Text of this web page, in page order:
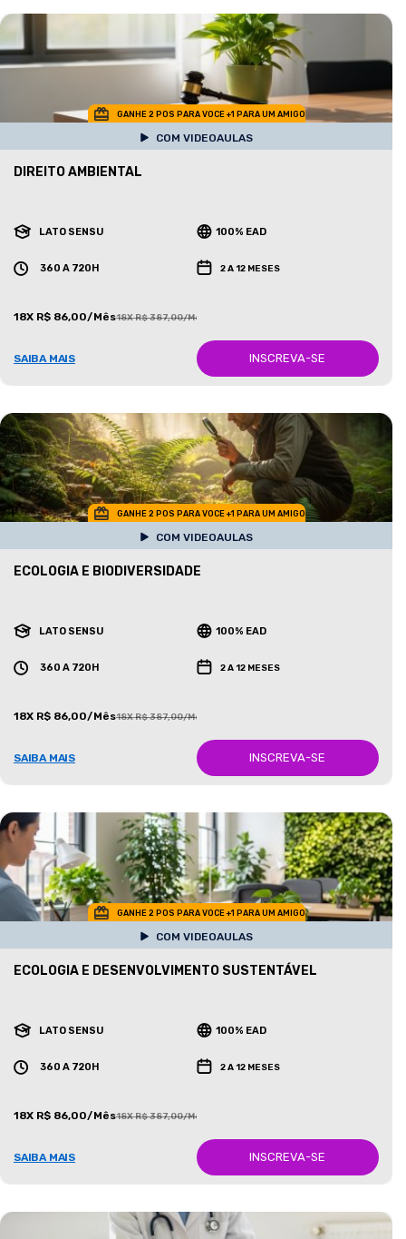
GANHE 2 POS PARA VOCE +1 PARA UM AMIGO
COM VIDEOAULAS
DIREITO AMBIENTAL
LATO SENSU 100% EAD
360 A 720H 2 A 12 MESES
18X R$ 86,00/Mês18X R$ 387,00/Mês
SAIBA MAIS INSCREVA-SE
GANHE 2 POS PARA VOCE +1 PARA UM AMIGO
COM VIDEOAULAS
ECOLOGIA E BIODIVERSIDADE
LATO SENSU 100% EAD
360 A 720H 2 A 12 MESES
18X R$ 86,00/Mês18X R$ 387,00/Mês
SAIBA MAIS INSCREVA-SE
GANHE 2 POS PARA VOCE +1 PARA UM AMIGO
COM VIDEOAULAS
ECOLOGIA E DESENVOLVIMENTO SUSTENTÁVEL
LATO SENSU 100% EAD
360 A 720H 2 A 12 MESES
18X R$ 86,00/Mês18X R$ 387,00/Mês
SAIBA MAIS INSCREVA-SE